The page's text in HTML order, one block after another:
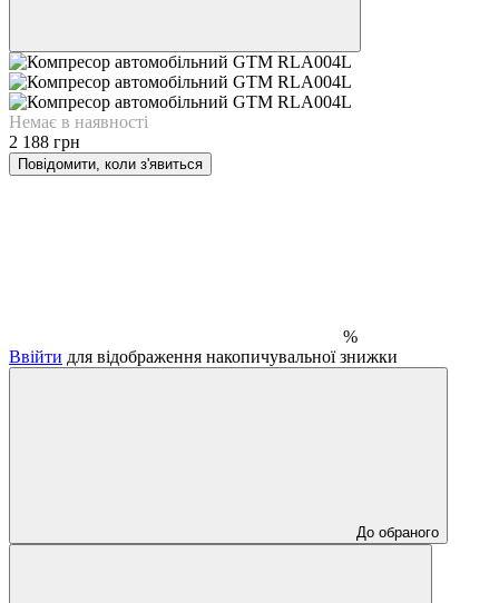
Немає в наявності
2 188 грн
Повідомити, коли з'явиться
%
Ввійти для відображення накопичувальної знижки
До обраного